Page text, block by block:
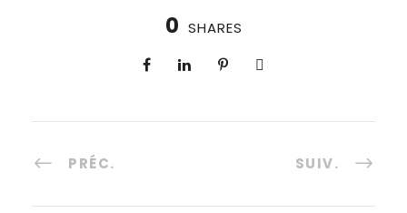
0 SHARES
PRÉC. SUIV.